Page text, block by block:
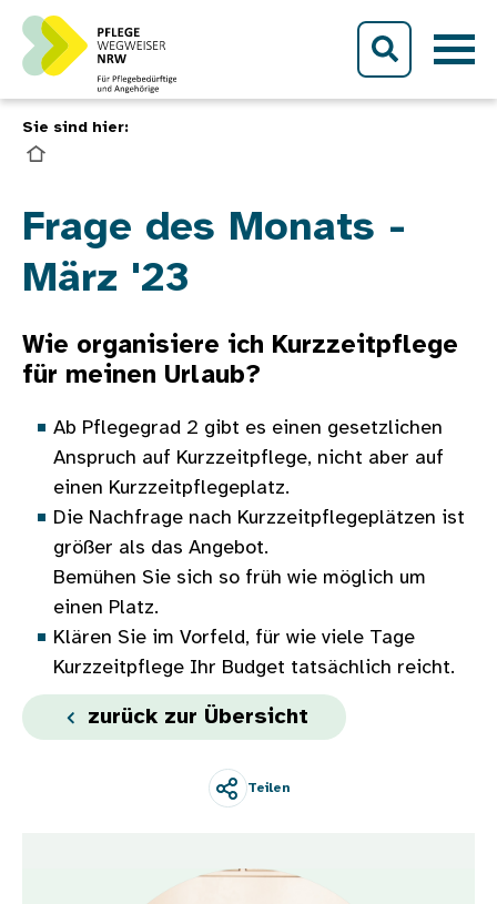
Direkt zum Inhalt
Sie sind hier:
BildFrage des Monats -
März '23
Wie organisiere ich Kurzzeitpflege
für meinen Urlaub?
Ab Pflegegrad 2 gibt es einen gesetzlichen
Anspruch auf Kurzzeitpflege, nicht aber auf
einen Kurzzeitpflegeplatz.
Die Nachfrage nach Kurzzeitpflegeplätzen ist
größer als das Angebot.
Bemühen Sie sich so früh wie möglich um
einen Platz.
Klären Sie im Vorfeld, für wie viele Tage
Kurzzeitpflege Ihr Budget tatsächlich reicht.
zurück zur Übersicht
Teilen